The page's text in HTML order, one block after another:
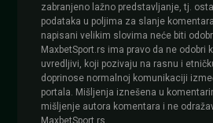
zabranjeno lažno predstavljanje, tj.
podataka u poljima za slanje
napisani velikim slovima neće biti
MaxbetSport.rs ima pravo da ne odobri
uvredljivi, koji pozivaju na rasnu i
doprinose normalnoj komunikaciji
portala. Mišljenja iznešena u
mišljenje autora komentara i ne
MaxbetSport.rs.